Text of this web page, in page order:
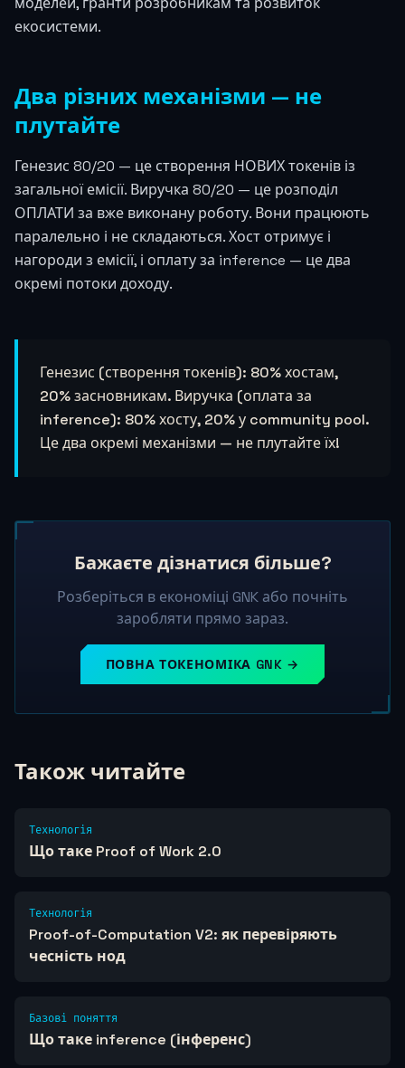
екосистеми.
Два різних механізми — не
плутайте
Генезис 80/20 — це створення НОВИХ токенів із
загальної емісії. Виручка 80/20 — це розподіл
ОПЛАТИ за вже виконану роботу. Вони працюють
паралельно і не складаються. Хост отримує і
нагороди з емісії, і оплату за inference — це два
окремі потоки доходу.
Генезис (створення токенів): 80% хостам,
20% засновникам. Виручка (оплата за
inference): 80% хосту, 20% у community pool.
Це два окремі механізми — не плутайте їх!
Бажаєте дізнатися більше?
Розберіться в економіці GNK або почніть
заробляти прямо зараз.
ПОВНА ТОКЕНОМІКА GNK →
Також читайте
Технологія
Що таке Proof of Work 2.0
Технологія
Proof-of-Computation V2: як перевіряють
чесність нод
Базові поняття
Що таке inference (інференс)